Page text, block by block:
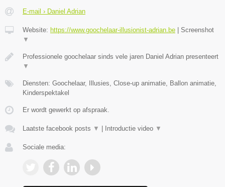
E-mail › Daniel Adrian
Website: https://www.goochelaar-illusionist-adrian.be
Screenshot
▼
Professionele goochelaar sinds vele jaren Daniel Adrian presenteert
▼
Diensten: Goochelaar, Illusies, Close-up animatie, Ballon animatie,
Kinderspektakel
Er wordt gewerkt op afspraak.
Laatste facebook posts ▼ Introductie video ▼
Sociale media: